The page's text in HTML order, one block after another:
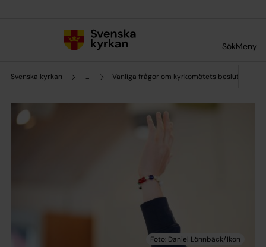
SökMeny
Svenska kyrkan ... Vanliga frågor om kyrkomötets beslut